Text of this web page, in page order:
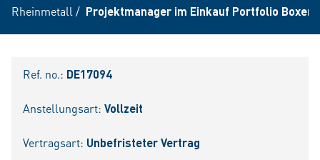
Rheinmetall / Projektmanager im Einkauf Portfolio Boxer
Ref. no.: DE17094
Anstellungsart: Vollzeit
Vertragsart: Unbefristeter Vertrag